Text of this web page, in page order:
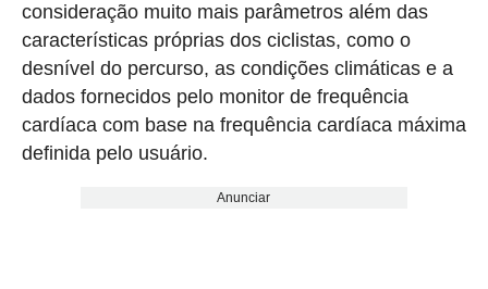
consideração muito mais parâmetros além das
características próprias dos ciclistas, como o
desnível do percurso, as condições climáticas e a
dados fornecidos pelo monitor de frequência
cardíaca com base na frequência cardíaca máxima
definida pelo usuário.
Anunciar